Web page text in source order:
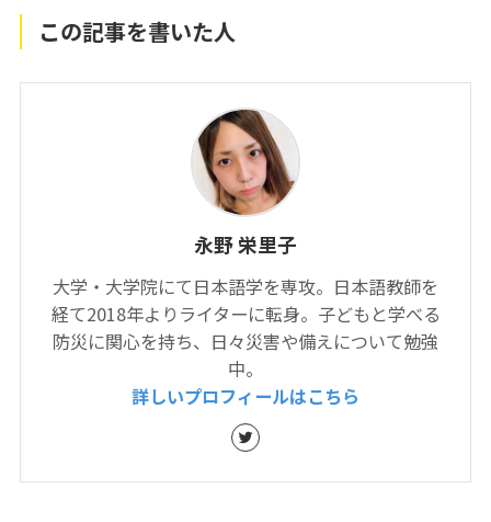
この記事を書いた人
永野 栄里子
大学・大学院にて日本語学を専攻。日本語教師を
経て2018年よりライターに転身。子どもと学べる
防災に関心を持ち、日々災害や備えについて勉強
中。
詳しいプロフィールはこちら